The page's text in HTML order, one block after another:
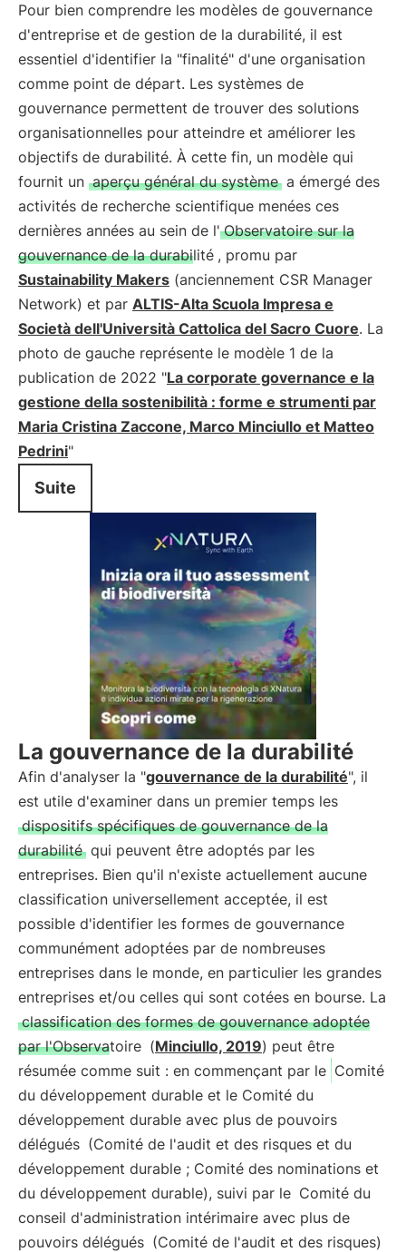
Pour bien comprendre les modèles de gouvernance
d'entreprise et de gestion de la durabilité, il est
essentiel d'identifier la "finalité" d'une organisation
comme point de départ. Les systèmes de
gouvernance permettent de trouver des solutions
organisationnelles pour atteindre et améliorer les
objectifs de durabilité. À cette fin, un modèle qui
fournit un aperçu général du système a émergé des
activités de recherche scientifique menées ces
dernières années au sein de l' Observatoire sur la
gouvernance de la durabilité , promu par
Sustainability Makers (anciennement CSR Manager
Network) et par ALTIS-Alta Scuola Impresa e
Società dell'Università Cattolica del Sacro Cuore. La
photo de gauche représente le modèle 1 de la
publication de 2022 "La corporate governance e la
gestione della sostenibilità : forme e strumenti par
Maria Cristina Zaccone, Marco Minciullo et Matteo
Pedrini"
Suite
La gouvernance de la durabilité
Afin d'analyser la "gouvernance de la durabilité", il
est utile d'examiner dans un premier temps les
dispositifs spécifiques de gouvernance de la
durabilité qui peuvent être adoptés par les
entreprises. Bien qu'il n'existe actuellement aucune
classification universellement acceptée, il est
possible d'identifier les formes de gouvernance
communément adoptées par de nombreuses
entreprises dans le monde, en particulier les grandes
entreprises et/ou celles qui sont cotées en bourse. La
classification des formes de gouvernance adoptée
par l'Observatoire (Minciullo, 2019) peut être
résumée comme suit : en commençant par le Comité
du développement durable et le Comité du
développement durable avec plus de pouvoirs
délégués (Comité de l'audit et des risques et du
développement durable ; Comité des nominations et
du développement durable), suivi par le Comité du
conseil d'administration intérimaire avec plus de
pouvoirs délégués (Comité de l'audit et des risques)